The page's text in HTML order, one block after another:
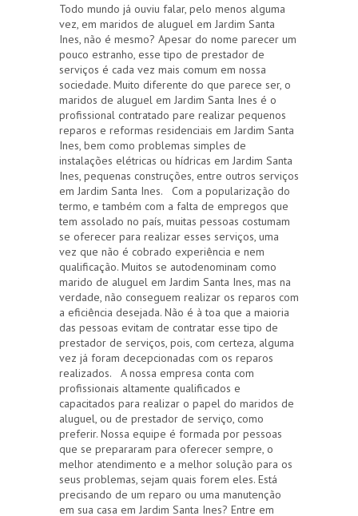
Todo mundo já ouviu falar, pelo menos alguma
vez, em maridos de aluguel em Jardim Santa
Ines, não é mesmo? Apesar do nome parecer um
pouco estranho, esse tipo de prestador de
serviços é cada vez mais comum em nossa
sociedade. Muito diferente do que parece ser, o
maridos de aluguel em Jardim Santa Ines é o
profissional contratado pare realizar pequenos
reparos e reformas residenciais em Jardim Santa
Ines, bem como problemas simples de
instalações elétricas ou hídricas em Jardim Santa
Ines, pequenas construções, entre outros serviços
em Jardim Santa Ines. Com a popularização do
termo, e também com a falta de empregos que
tem assolado no país, muitas pessoas costumam
se oferecer para realizar esses serviços, uma
vez que não é cobrado experiência e nem
qualificação. Muitos se autodenominam como
marido de aluguel em Jardim Santa Ines, mas na
verdade, não conseguem realizar os reparos com
a eficiência desejada. Não é à toa que a maioria
das pessoas evitam de contratar esse tipo de
prestador de serviços, pois, com certeza, alguma
vez já foram decepcionadas com os reparos
realizados. A nossa empresa conta com
profissionais altamente qualificados e
capacitados para realizar o papel do maridos de
aluguel, ou de prestador de serviço, como
preferir. Nossa equipe é formada por pessoas
que se prepararam para oferecer sempre, o
melhor atendimento e a melhor solução para os
seus problemas, sejam quais forem eles. Está
precisando de um reparo ou uma manutenção
em sua casa em Jardim Santa Ines? Entre em